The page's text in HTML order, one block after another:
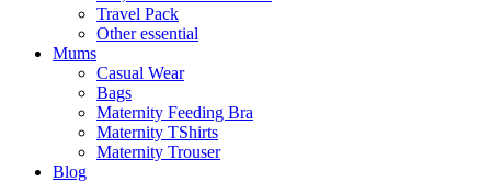
Travel Pack
Other essential
Mums
Casual Wear
Bags
Maternity Feeding Bra
Maternity TShirts
Maternity Trouser
Blog